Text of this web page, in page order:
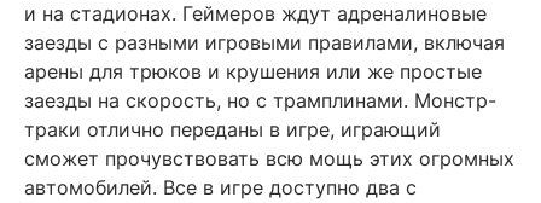
и на стадионах. Геймеров ждут адреналиновые
заезды с разными игровыми правилами, включая
арены для трюков и крушения или же простые
заезды на скорость, но с трамплинами. Монстр-
траки отлично переданы в игре, играющий
сможет прочувствовать всю мощь этих огромных
автомобилей. Все в игре доступно два с